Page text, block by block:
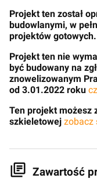
Projekt ten został
budowlanymi, w
projektów gotowych.
Projekt ten nie
być budowany na
znowelizowanym
od 3.01.2022 roku
Ten projekt możesz
szkieletowej zobacz
Zawartość